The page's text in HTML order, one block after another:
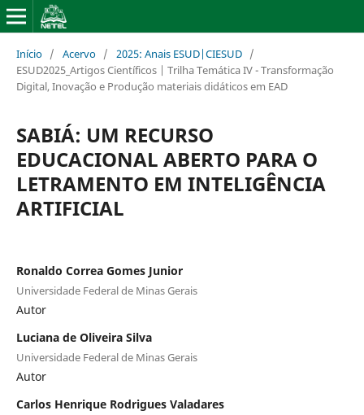
Início / Acervo / 2025: Anais ESUD|CIESUD /
ESUD2025_Artigos Científicos | Trilha Temática IV - Transformação
Digital, Inovação e Produção materiais didáticos em EAD
SABIÁ: UM RECURSO
EDUCACIONAL ABERTO PARA O
LETRAMENTO EM INTELIGÊNCIA
ARTIFICIAL
Ronaldo Correa Gomes Junior
Universidade Federal de Minas Gerais
Autor
Luciana de Oliveira Silva
Universidade Federal de Minas Gerais
Autor
Carlos Henrique Rodrigues Valadares